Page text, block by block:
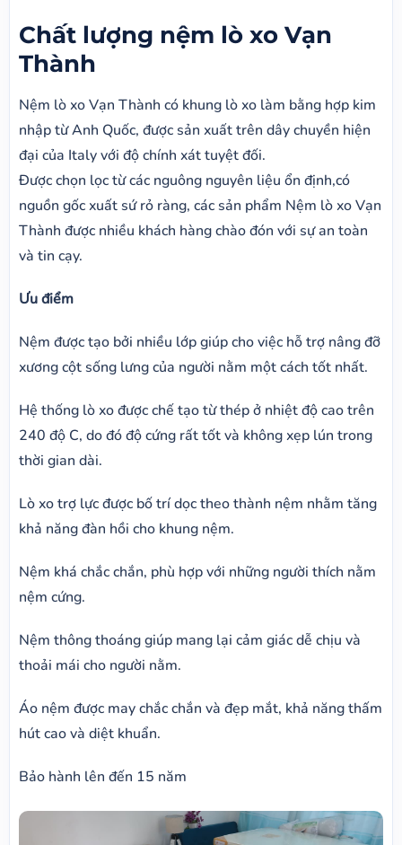
Chất lượng nệm lò xo Vạn
Thành
Nệm lò xo Vạn Thành có khung lò xo làm bằng hợp kim
nhập từ Anh Quốc, được sản xuất trên dây chuyền hiện
đại của Italy với độ chính xát tuyệt đối.
Được chọn lọc từ các nguông nguyên liệu ổn định,có
nguồn gốc xuất sứ rỏ ràng, các sản phẩm Nệm lò xo Vạn
Thành được nhiều khách hàng chào đón với sự an toàn
và tin cạy.
Ưu điểm
Nệm được tạo bởi nhiều lớp giúp cho việc hỗ trợ nâng đỡ
xương cột sống lưng của người nằm một cách tốt nhất.
Hệ thống lò xo được chế tạo từ thép ở nhiệt độ cao trên
240 độ C, do đó độ cứng rất tốt và không xẹp lún trong
thời gian dài.
Lò xo trợ lực được bố trí dọc theo thành nệm nhằm tăng
khả năng đàn hồi cho khung nệm.
Nệm khá chắc chắn, phù hợp với những người thích nằm
nệm cứng.
​Nệm thông thoáng giúp mang lại cảm giác dễ chịu và
thoải mái cho người nằm.
Áo nệm được may chắc chắn và đẹp mắt, khả năng thấm
hút cao và diệt khuẩn.
Bảo hành lên đến 15 năm